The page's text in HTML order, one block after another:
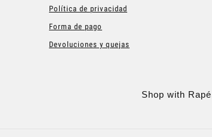
Política de privacidad
Forma de pago
Devoluciones y quejas
Shop with